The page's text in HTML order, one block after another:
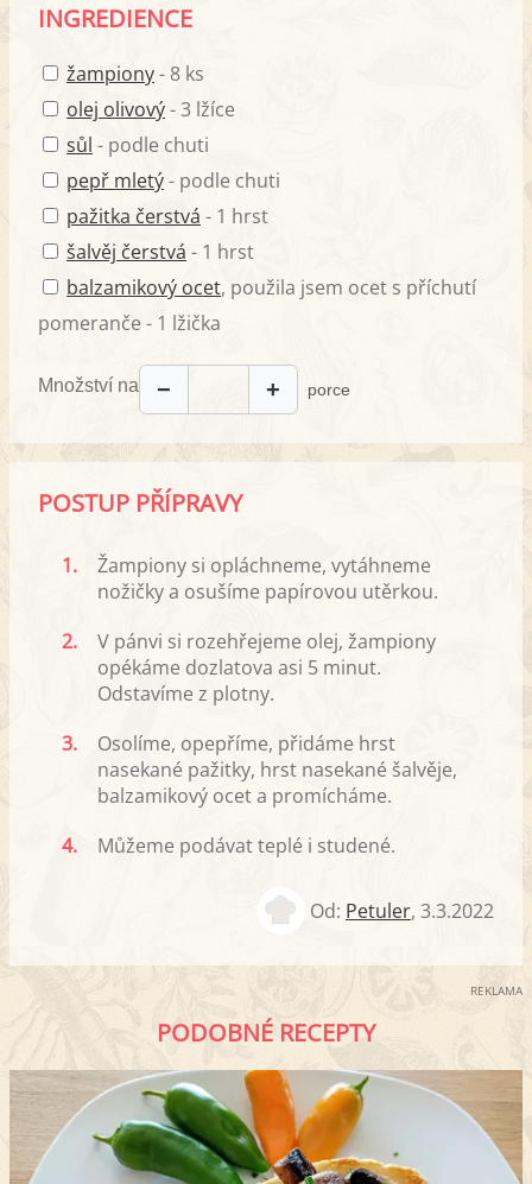
INGREDIENCE
žampiony- 8 ks
olej olivový- 3 lžíce
sůl - podle chuti
pepř mletý- podle chuti
pažitka čerstvá - 1 hrst
šalvěj čerstvá - 1 hrst
balzamikový ocet, použila jsem ocet s příchutí
pomeranče - 1 lžička
Množství na − + porce
POSTUP PŘÍPRAVY
1.
Žampiony si opláchneme, vytáhneme
nožičky a osušíme papírovou utěrkou.
2.
V pánvi si rozehřejeme olej, žampiony
opékáme dozlatova asi 5 minut.
Odstavíme z plotny.
3.
Osolíme, opepříme, přidáme hrst
nasekané pažitky, hrst nasekané šalvěje,
balzamikový ocet a promícháme.
4.
Můžeme podávat teplé i studené.
Od: Petuler, 3.3.2022
REKLAMA
PODOBNÉ RECEPTY